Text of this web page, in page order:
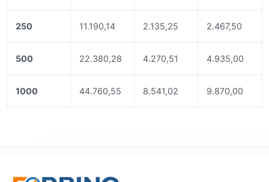
250 11.190,14 2.135,25 2.467,50
500 22.380,28 4.270,51 4.935,00
1000 44.760,55 8.541,02 9.870,00